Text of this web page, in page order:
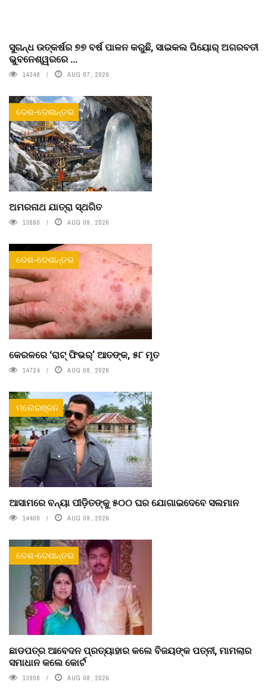
ସୁଗନ୍ଧ ଉତ୍କର୍ଷର ୭୭ ବର୍ଷ ପାଳନ କରୁଛି, ସାଇକଲ ପିୟୋର୍‌ ଅଗରବତୀ
ଭୁବନେଶ୍ୱରରେ ...
14348 AUG 07, 2026
ଦେଶ-ଦେଶାନ୍ତର
ଅମରନାଥ ଯାତ୍ରା ସ୍ଥଗିତ
13660 AUG 09, 2026
ଦେଶ-ଦେଶାନ୍ତର
କେରଳରେ ‘ରାଟ୍ ଫିଭର୍’ ଆତଙ୍କ, ୫୮ ମୃତ
14724 AUG 08, 2026
ମନୋରଞ୍ଜନ
ଆସାମରେ ବନ୍ୟା ପୀଡ଼ିତଙ୍କୁ ୫୦୦ ଘର ଯୋଗାଇଦେବେ ସଲମାନ
14408 AUG 09, 2026
ଦେଶ-ଦେଶାନ୍ତର
ଛାଡପତ୍ର ଆବେଦନ ପ୍ରତ୍ୟାହାର କଲେ ବିଜୟଙ୍କ ପତ୍ନୀ, ମାମଲାର
ସମାଧାନ କଲେ କୋର୍ଟ
13908 AUG 08, 2026